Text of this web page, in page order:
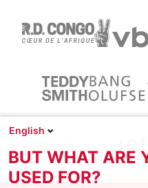
English
BUT WHAT ARE
USED FOR?